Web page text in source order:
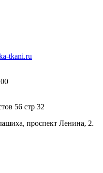
tkani.ru
56 стр 32
проспект Ленина, 2.